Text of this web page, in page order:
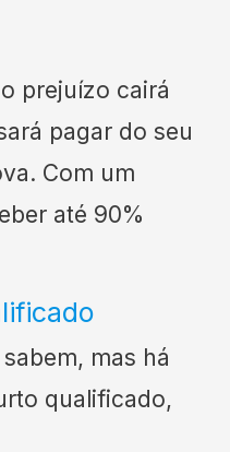
prejuízo cairá
pagar do seu
Com um
até 90%
mas há
qualificado,